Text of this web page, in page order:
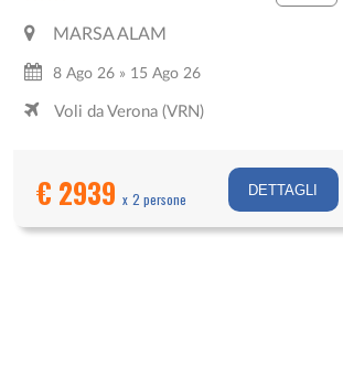
MARSA ALAM
8 Ago 26 » 15 Ago 26
Voli da Verona (VRN)
€ 2939x 2 persone DETTAGLI